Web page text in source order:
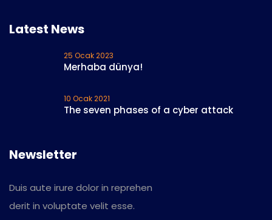
Latest News
25 Ocak 2023
Merhaba dünya!
10 Ocak 2021
The seven phases of a cyber attack
Newsletter
Duis aute irure dolor in reprehen
derit in voluptate velit esse.